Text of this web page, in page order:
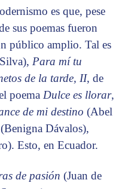
es que, pese
sus poemas fueron
público amplio. Tal es
Para mí tu
de la tarde, II, de
poema Dulce es llorar,
de mi destino (Abel
(Benigna Dávalos),
Esto, en Ecuador.
de pasión (Juan de